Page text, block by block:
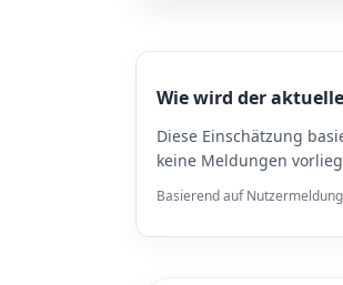
Wie wird der
Diese Einschätzung
keine Meldungen
Basierend auf